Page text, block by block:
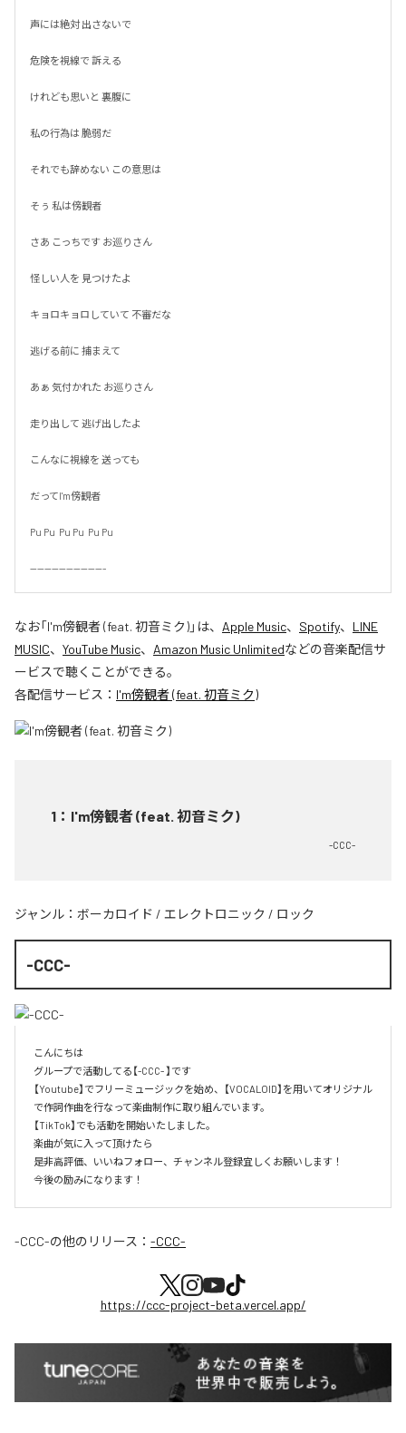
声には絶対 出さないで
危険を視線で 訴える
けれども思いと 裏腹に
私の行為は 脆弱だ
それでも辞めない この意思は
そぅ 私は傍観者
さあ こっちです お巡りさん
怪しい人を 見つけたよ
キョロキョロしていて 不審だな
逃げる前に 捕まえて
あぁ 気付かれた お巡りさん
走り出して 逃げ出したよ
こんなに視線を 送っても
だってI'm傍観者
Pu Pu  Pu Pu  Pu Pu
---------------------
なお「I'm傍観者 (feat. 初音ミク)」は、 Apple Music、 Spotify、 LINE
MUSIC、 YouTube Music、 Amazon Music Unlimitedなどの音楽配信サ
ービスで聴くことができる。
各配信サービス： I'm傍観者 (feat. 初音ミク)
1 ： I'm傍観者 (feat. 初音ミク)
-CCC-
ジャンル： ボーカロイド / エレクトロニック / ロック
-CCC-
こんにちは
グループで活動してる【-CCC- 】です
【Youtube】でフリーミュージックを始め、【VOCALOID】を用いてオリジナル
で作詞作曲を行なって楽曲制作に取り組んでいます。
【TikTok】でも活動を開始いたしました。
楽曲が気に入って頂けたら
是非高評価、いいねフォロー、チャンネル登録宜しくお願いします！
今後の励みになります！
-CCC-の他のリリース： -CCC-
https://ccc-project-beta.vercel.app/